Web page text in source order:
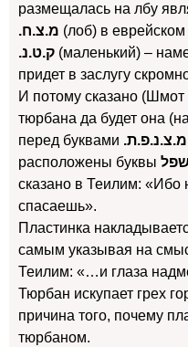
размещалась на лбу
.מ.צ.ח (лоб) в
.ק.ט.נ (маленький) –
придет в заслугу
И потому сказано
тюрбана да будет она
перед буквами
расположены буквы
сказано в Теилим:
спасаешь».
Пластинка
самым указывая на
Теилим: «…и глаза
Тюрбан искупает грех
причина того, почему
тюрбаном.